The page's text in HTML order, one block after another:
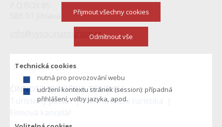
ČINNOST VYSOČINA TOURISM:
Turistický portál
Konferenční turistika
info@vysocinatourism.cz
Menu
zápatí
Mapa webu
Technická cookies
nutná pro provozování webu
udržení kontextu stránek (session): případná
přihlášení, volby jazyka, apod.
Přijmout všechny cookies
Odmítnout vše